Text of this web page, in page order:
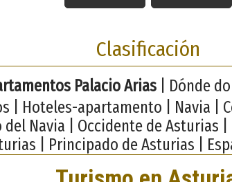
Clasificación
Palacio Arias | Dónde
| Hoteles-apartamento | Navia |
Navia | Occidente de Asturias |
| Principado de Asturias |